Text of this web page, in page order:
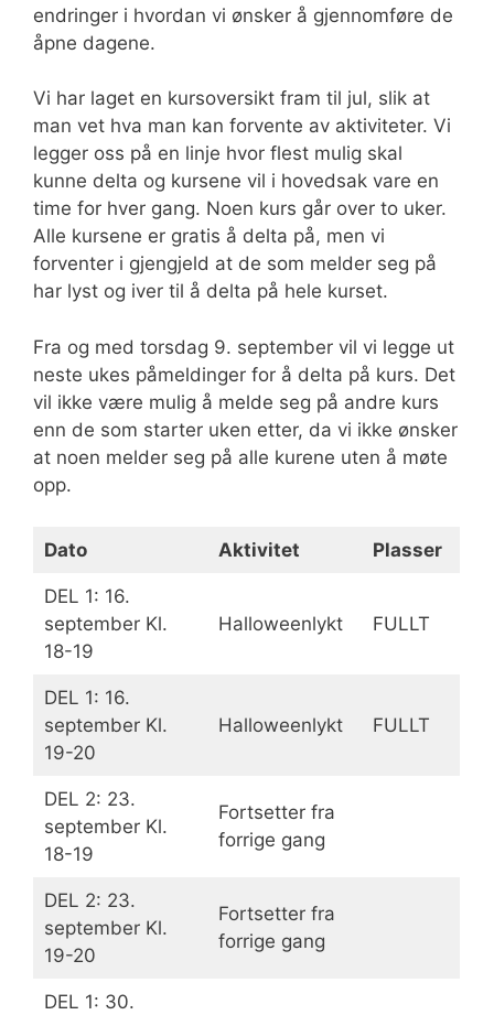
endringer i hvordan vi ønsker å gjennomføre de
åpne dagene.
Vi har laget en kursoversikt fram til jul, slik at
man vet hva man kan forvente av aktiviteter. Vi
legger oss på en linje hvor flest mulig skal
kunne delta og kursene vil i hovedsak vare en
time for hver gang. Noen kurs går over to uker.
Alle kursene er gratis å delta på, men vi
forventer i gjengjeld at de som melder seg på
har lyst og iver til å delta på hele kurset.
Fra og med torsdag 9. september vil vi legge ut
neste ukes påmeldinger for å delta på kurs. Det
vil ikke være mulig å melde seg på andre kurs
enn de som starter uken etter, da vi ikke ønsker
at noen melder seg på alle kurene uten å møte
opp.
Dato Aktivitet Plasser
DEL 1: 16.
september Kl.
18-19
Halloweenlykt FULLT
DEL 1: 16.
september Kl.
19-20
Halloweenlykt FULLT
DEL 2: 23.
september Kl.
18-19
Fortsetter fra
forrige gang
DEL 2: 23.
september Kl.
19-20
Fortsetter fra
forrige gang
DEL 1: 30.